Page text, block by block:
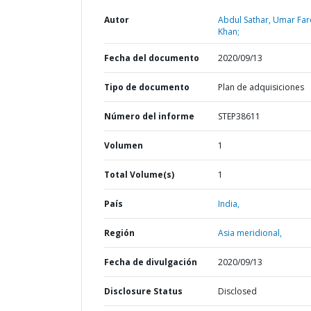
Autor
Abdul Sathar, Umar
Khan;
Fecha del documento 2020/09/13
Tipo de documento Plan de adquisiciones
Número del informe STEP38611
Volumen 1
Total Volume(s) 1
País India,
Región Asia meridional,
Fecha de divulgación 2020/09/13
Disclosure Status Disclosed